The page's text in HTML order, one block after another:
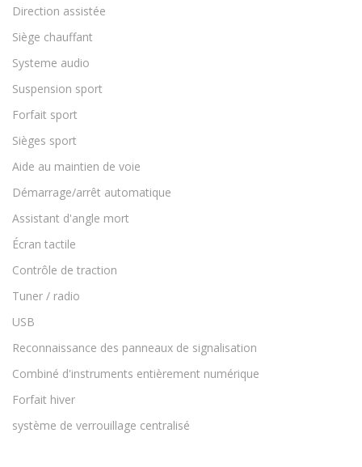
Direction assistée
Siège chauffant
Systeme audio
Suspension sport
Forfait sport
Sièges sport
Aide au maintien de voie
Démarrage/arrêt automatique
Assistant d'angle mort
Écran tactile
Contrôle de traction
Tuner / radio
USB
Reconnaissance des panneaux de signalisation
Combiné d'instruments entièrement numérique
Forfait hiver
système de verrouillage centralisé